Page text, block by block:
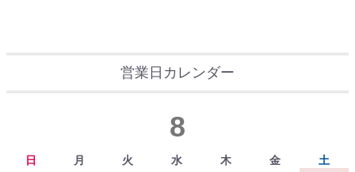
営業日カレンダー
8
日 月 火 水 木 金
土